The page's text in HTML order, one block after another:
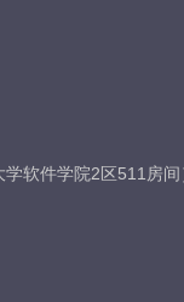
软件学院2区511房间